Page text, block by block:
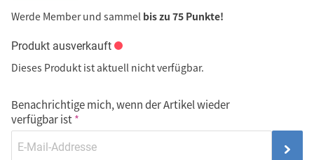
Werde Member und sammel bis zu 75 Punkte!
Produkt ausverkauft
Dieses Produkt ist aktuell nicht verfügbar.
Benachrichtige mich, wenn der Artikel wieder
verfügbar ist